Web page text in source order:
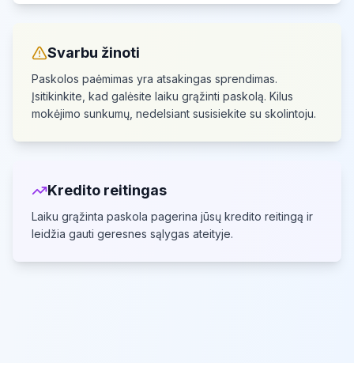
Svarbu žinoti
Paskolos paėmimas yra atsakingas sprendimas.
Įsitikinkite, kad galėsite laiku grąžinti paskolą. Kilus
mokėjimo sunkumų, nedelsiant susisiekite su skolintoju.
Kredito reitingas
Laiku grąžinta paskola pagerina jūsų kredito reitingą ir
leidžia gauti geresnes sąlygas ateityje.